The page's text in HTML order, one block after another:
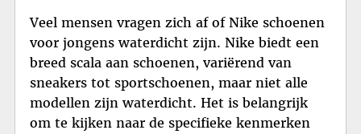
Veel mensen vragen zich af of Nike schoenen
voor jongens waterdicht zijn. Nike biedt een
breed scala aan schoenen, variërend van
sneakers tot sportschoenen, maar niet alle
modellen zijn waterdicht. Het is belangrijk
om te kijken naar de specifieke kenmerken